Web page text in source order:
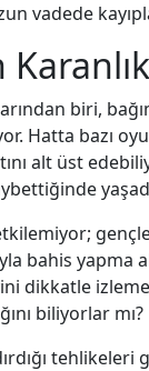
vadede
biri,
Hatta bazı
alt üst
bahis yapma
dikkatle
biliyorlar mı?